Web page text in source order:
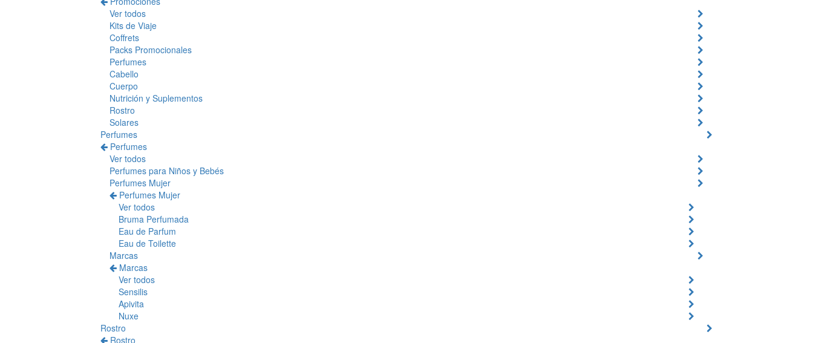
Ver todos
Kits de Viaje
Coffrets
Packs Promocionales
Perfumes
Cabello
Cuerpo
Nutrición y Suplementos
Rostro
Solares
Perfumes
Perfumes
Ver todos
Perfumes para Niños y Bebés
Perfumes Mujer
Perfumes Mujer
Ver todos
Bruma Perfumada
Eau de Parfum
Eau de Toilette
Marcas
Marcas
Ver todos
Sensilis
Apivita
Nuxe
Rostro
Rostro